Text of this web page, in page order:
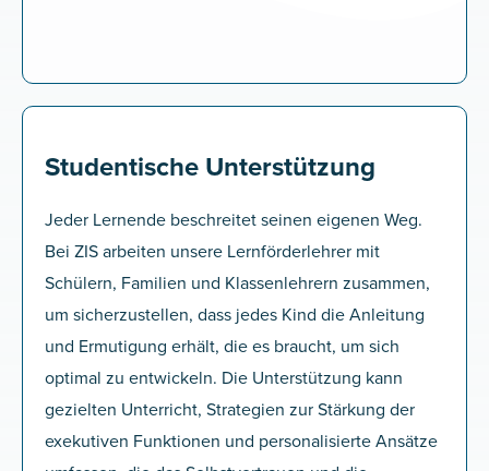
Studentische Unterstützung
Jeder Lernende beschreitet seinen eigenen Weg.
Bei ZIS arbeiten unsere Lernförderlehrer mit
Schülern, Familien und Klassenlehrern zusammen,
um sicherzustellen, dass jedes Kind die Anleitung
und Ermutigung erhält, die es braucht, um sich
optimal zu entwickeln. Die Unterstützung kann
gezielten Unterricht, Strategien zur Stärkung der
exekutiven Funktionen und personalisierte Ansätze